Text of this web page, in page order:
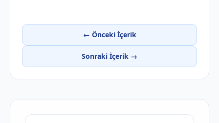
← Önceki İçerik
Sonraki İçerik →